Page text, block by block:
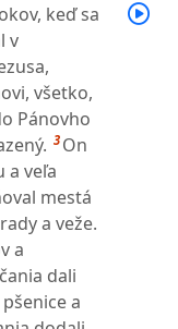
keď sa
v
všetko,
Pánovho
3 On
a veľa
mestá
a veže.
a
dali
a